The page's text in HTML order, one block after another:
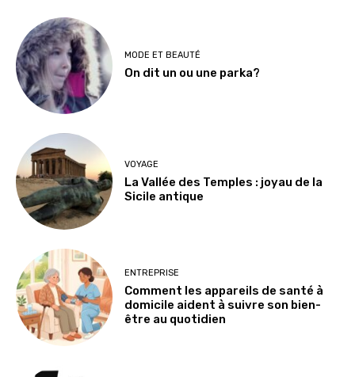
MODE ET BEAUTÉ
On dit un ou une parka?
VOYAGE
La Vallée des Temples : joyau de la
Sicile antique
ENTREPRISE
Comment les appareils de santé à
domicile aident à suivre son bien-
être au quotidien